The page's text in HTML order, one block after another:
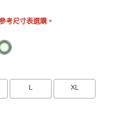
考尺寸表選購。
L XL